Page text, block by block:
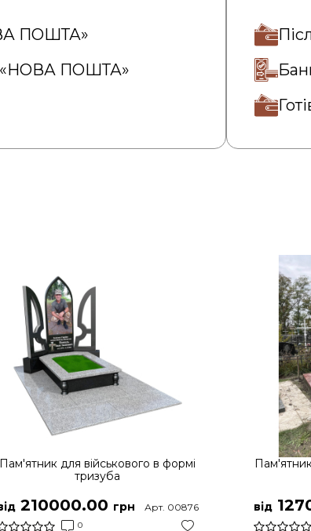
ПОШТА»
«НОВА ПОШТА»
Пам'ятник для військового в формі
тризуба
210000.00 грн
0
Арт. 00876 від